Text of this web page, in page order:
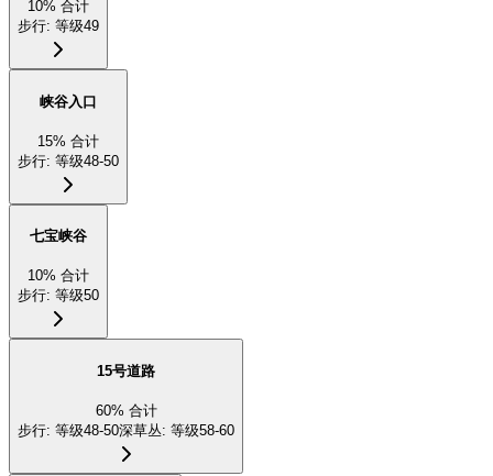
10% 合计
步行: 等级49
峡谷入口
15% 合计
步行: 等级48-50
七宝峡谷
10% 合计
步行: 等级50
15号道路
60% 合计
步行: 等级48-50深草丛: 等级58-60